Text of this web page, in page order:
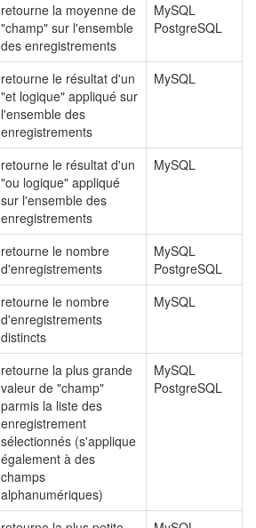
retourne la moyenne de
"champ" sur l'ensemble
des enregistrements
MySQL
PostgreSQL
retourne le résultat d'un
"et logique" appliqué sur
l'ensemble des
enregistrements
MySQL
retourne le résultat d'un
"ou logique" appliqué
sur l'ensemble des
enregistrements
MySQL
retourne le nombre
d'enregistrements
MySQL
PostgreSQL
retourne le nombre
d'enregistrements
distincts
MySQL
retourne la plus grande
valeur de "champ"
parmis la liste des
enregistrement
sélectionnés (s'applique
également à des
champs
alphanumériques)
MySQL
PostgreSQL